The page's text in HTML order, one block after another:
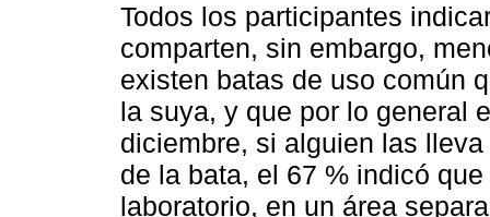
Todos los participantes
comparten, sin embargo,
existen batas de uso común
la suya, y que por lo general
diciembre, si alguien las
de la bata, el 67 % indicó
laboratorio, en un área